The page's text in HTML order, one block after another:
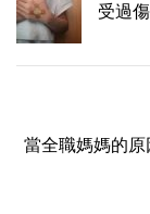
受過
當全職媽媽的